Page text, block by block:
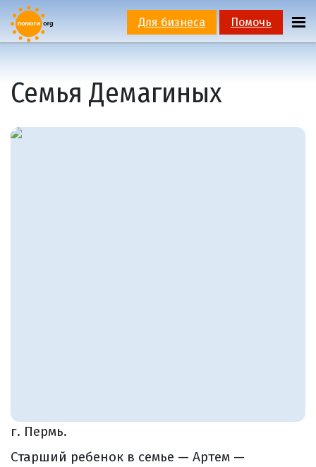
Для бизнеса Помочь
Семья Демагиных
г. Пермь.
Старший ребенок в семье — Артем —